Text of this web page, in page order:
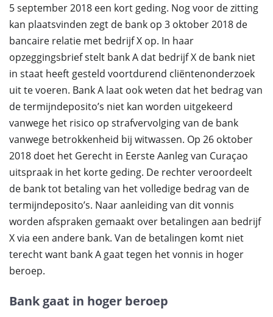
5 september 2018 een kort geding. Nog voor de zitting
kan plaatsvinden zegt de bank op 3 oktober 2018 de
bancaire relatie met bedrijf X op. In haar
opzeggingsbrief stelt bank A dat bedrijf X de bank niet
in staat heeft gesteld voortdurend cliëntenonderzoek
uit te voeren. Bank A laat ook weten dat het bedrag van
de termijndeposito’s niet kan worden uitgekeerd
vanwege het risico op strafvervolging van de bank
vanwege betrokkenheid bij witwassen. Op 26 oktober
2018 doet het Gerecht in Eerste Aanleg van Curaçao
uitspraak in het korte geding. De rechter veroordeelt
de bank tot betaling van het volledige bedrag van de
termijndeposito’s. Naar aanleiding van dit vonnis
worden afspraken gemaakt over betalingen aan bedrijf
X via een andere bank. Van de betalingen komt niet
terecht want bank A gaat tegen het vonnis in hoger
beroep.
Bank gaat in hoger beroep